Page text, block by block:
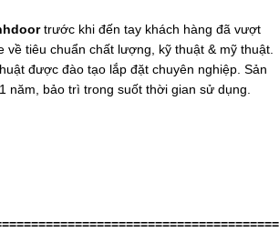
trước khi đến tay khách hàng đã vượt
về tiêu chuẩn chất lượng, kỹ thuật & mỹ thuật.
được đào tạo lắp đặt chuyên nghiệp. Sản
năm, bảo trì trong suốt thời gian sử dụng.